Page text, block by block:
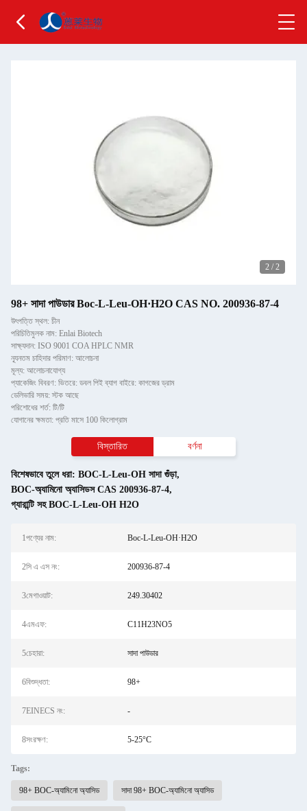
2 / 2
98+ সাদা পাউডার Boc-L-Leu-OH·H2O CAS NO. 200936-87-4
উৎপত্তি স্থল: চীন
পরিচিতিমুলক নাম: Enlai Biotech
সাক্ষ্যদান: ISO 9001 COA HPLC NMR
ন্যূনতম চাহিদার পরিমাণ: আলোচনা
মূল্য: আলোচনাযোগ্য
প্যাকেজিং বিবরণ: ভিতরে: ডবল পিই ব্যাগ বাইরে: কাগজের ড্রাম
ডেলিভারি সময়: স্টক আছে
পরিশোধের শর্ত: টি/টি
যোগানের ক্ষমতা: প্রতি মাসে 100 কিলোগ্রাম
বিস্তারিত বর্ণনা
বিশেষভাবে তুলে ধরা: BOC-L-Leu-OH সাদা গুঁড়া,
BOC-অ্যামিনো অ্যাসিডস CAS 200936-87-4,
গ্যারান্টি সহ BOC-L-Leu-OH H2O
1পণ্যের নাম: Boc-L-Leu-OH·H2O
2সি এ এস নং: 200936-87-4
3মেগাওয়াট: 249.30402
4এমএফ: C11H23NO5
5চেহারা: সাদা পাউডার
6বিশুদ্ধতা: 98+
7EINECS নং: -
8সংরক্ষণ: 5-25°C
Tags:
98+ BOC-অ্যামিনো অ্যাসিড সাদা 98+ BOC-অ্যামিনো অ্যাসিড